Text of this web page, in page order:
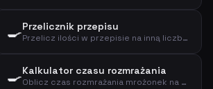
🍳Przelicznik przepisu
Przelicz ilości w przepisie na inną liczbę porcji
🍳Kalkulator czasu rozmrażania
Oblicz czas rozmrażania mrożonek na podstawie wagi, rodzaju i metody